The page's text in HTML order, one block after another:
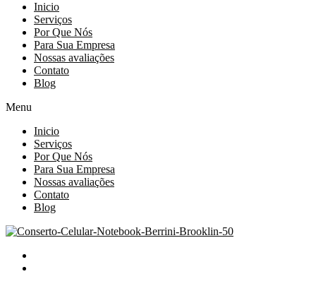
Inicio
Serviços
Por Que Nós
Para Sua Empresa
Nossas avaliações
Contato
Blog
Menu
Inicio
Serviços
Por Que Nós
Para Sua Empresa
Nossas avaliações
Contato
Blog